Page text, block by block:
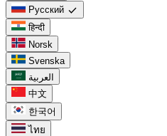
Русский check
हिन्दी
Norsk
Svenska
العربية
中文
한국어
ไทย